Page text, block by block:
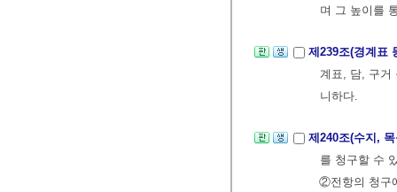
며 그 높이를
제239조(경계표
계표, 담, 구거
니하다.
제240조(수지,
를 청구할 수
②전항의 청구